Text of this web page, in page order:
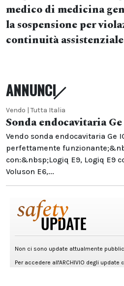
medico di medicina
la sospensione per
continuità assistenziale
ANNUNCI
Vendo | Tutta Italia
Sonda endocavitaria
Vendo sonda endocavitaria Ge
perfettamente
con:&nbsp;Logiq E9, Logiq E9
Voluson E6,...